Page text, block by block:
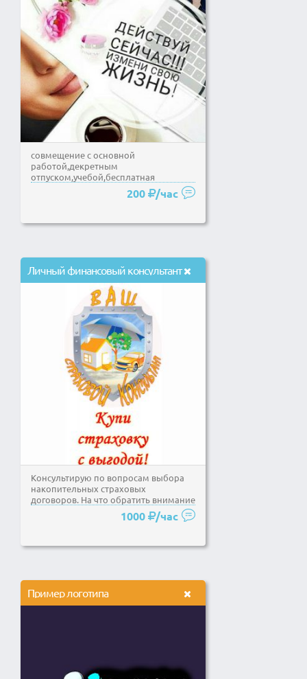
совмещение с основной
работой,декретным
отпуском,учебой,бесплатная
регистрация,каждый месяц призы и
200 /час
Личный финансовый консультант
Консультирую по вопросам выбора
накопительных страховых
договоров. На что обратить внимание
при заключении договора...
1000 /час
Пример логотипа